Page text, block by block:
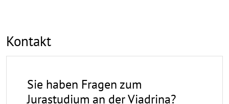
Kontakt
Sie haben Fragen zum
Jurastudium an der Viadrina?